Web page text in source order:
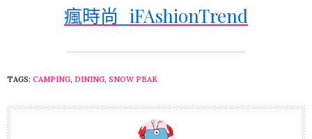
瘋時尚_iFAshionTrend
TAGS: CAMPING, DINING, SNOW PEAK